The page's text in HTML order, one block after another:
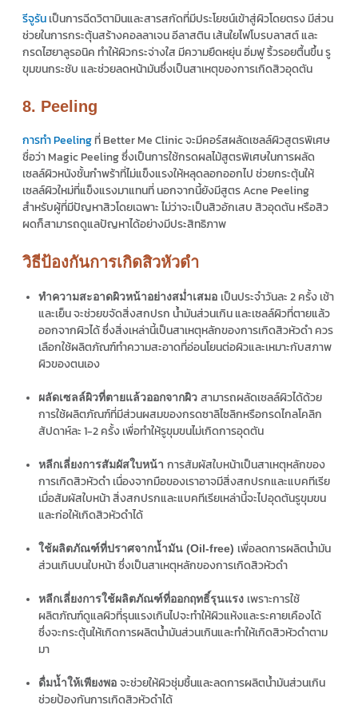
รีจูรันเป็นการฉีดวิตามินและสารสกัดที่มีประโยชน์เข้าสู่ผิวโดยตรง มีส่วน
ช่วยในการกระตุ้นสร้างคอลลาเจน อีลาสติน เส้นใยไฟโบรบลาสต์ และ
กรดไฮยาลูรอนิค ทำให้ผิวกระจ่างใส มีความยืดหยุ่น อิ่มฟู ริ้วรอยตื้นขึ้น รู
ขุมขนกระชับ และช่วยลดหน้ามันซึ่งเป็นสาเหตุของการเกิดสิวอุดตัน
8. Peeling
การทำ Peelingที่ Better Me Clinic จะมีคอร์สผลัดเซลล์ผิวสูตรพิเศษ
ชื่อว่า Magic Peeling ซึ่งเป็นการใช้กรดผลไม้สูตรพิเศษในการผลัด
เซลล์ผิวหนังชั้นกำพร้าที่ไม่แข็งแรงให้หลุดลอกออกไป ช่วยกระตุ้นให้
เซลล์ผิวใหม่ที่แข็งแรงมาแทนที่ นอกจากนี้ยังมีสูตร Acne Peeling
สำหรับผู้ที่มีปัญหาสิวโดยเฉพาะ ไม่ว่าจะเป็นสิวอักเสบ สิวอุดตัน หรือสิว
ผดก็สามารถดูแลปัญหาได้อย่างมีประสิทธิภาพ
วิธีป้องกันการเกิดสิวหัวดำ
ทำความสะอาดผิวหน้าอย่างสม่ำเสมอ เป็นประจำวันละ 2 ครั้ง เช้า
และเย็น จะช่วยขจัดสิ่งสกปรก น้ำมันส่วนเกิน และเซลล์ผิวที่ตายแล้ว
ออกจากผิวได้ ซึ่งสิ่งเหล่านี้เป็นสาเหตุหลักของการเกิดสิวหัวดำ ควร
เลือกใช้ผลิตภัณฑ์ทำความสะอาดที่อ่อนโยนต่อผิวและเหมาะกับสภาพ
ผิวของตนเอง
ผลัดเซลล์ผิวที่ตายแล้วออกจากผิว สามารถผลัดเซลล์ผิวได้ด้วย
การใช้ผลิตภัณฑ์ที่มีส่วนผสมของกรดซาลิไซลิกหรือกรดไกลโคลิก
สัปดาห์ละ 1-2 ครั้ง เพื่อทำให้รูขุมขนไม่เกิดการอุดตัน
หลีกเลี่ยงการสัมผัสใบหน้า การสัมผัสใบหน้าเป็นสาเหตุหลักของ
การเกิดสิวหัวดำ เนื่องจากมือของเราอาจมีสิ่งสกปรกและแบคทีเรีย
เมื่อสัมผัสใบหน้า สิ่งสกปรกและแบคทีเรียเหล่านี้จะไปอุดตันรูขุมขน
และก่อให้เกิดสิวหัวดำได้
ใช้ผลิตภัณฑ์ที่ปราศจากน้ำมัน (Oil-free) เพื่อลดการผลิตน้ำมัน
ส่วนเกินบนใบหน้า ซึ่งเป็นสาเหตุหลักของการเกิดสิวหัวดำ
หลีกเลี่ยงการใช้ผลิตภัณฑ์ที่ออกฤทธิ์รุนแรง เพราะการใช้
ผลิตภัณฑ์ดูแลผิวที่รุนแรงเกินไปจะทำให้ผิวแห้งและระคายเคืองได้
ซึ่งจะกระตุ้นให้เกิดการผลิตน้ำมันส่วนเกินและทำให้เกิดสิวหัวดำตาม
มา
ดื่มน้ำให้เพียงพอ จะช่วยให้ผิวชุ่มชื้นและลดการผลิตน้ำมันส่วนเกิน
ช่วยป้องกันการเกิดสิวหัวดำได้